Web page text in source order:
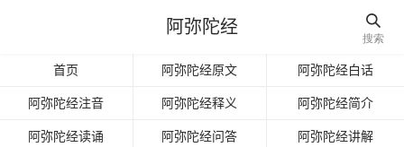
阿弥陀经 
搜索
首页 阿弥陀经原文 阿弥陀经白话
阿弥陀经注音 阿弥陀经释义 阿弥陀经简介
阿弥陀经读诵 阿弥陀经问答 阿弥陀经讲解